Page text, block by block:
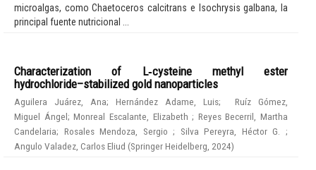
microalgas, como Chaetoceros calcitrans e Isochrysis galbana, la
principal fuente nutricional ...
Characterization of L‑cysteine methyl ester
hydrochloride–stabilized gold nanoparticles
Aguilera Juárez, Ana; Hernández Adame, Luis;
Ruíz Gómez,
Miguel Ángel;Monreal Escalante, Elizabeth; Reyes Becerril, Martha
Candelaria; Rosales Mendoza, Sergio; Silva Pereyra, Héctor G.;
Angulo Valadez, Carlos Eliud (Springer Heidelberg 2024)